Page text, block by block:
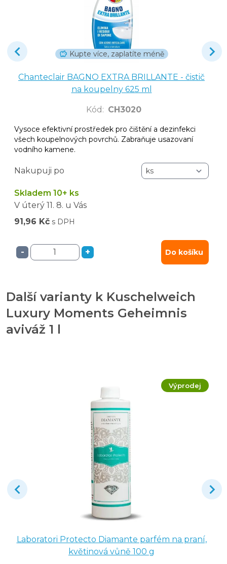
Kupte více, zaplatíte méně
Chanteclair BAGNO EXTRA BRILLANTE - čistič
na koupelny 625 ml
Kód : CH3020
Vysoce efektivní prostředek pro čištění a dezinfekci
všech koupelnových povrchů. Zabraňuje usazovaní
vodního kamene.
Nakupuji po
Skladem 10+ ks
V úterý 11. 8. u Vás
91,96 Kč s DPH
- + Do košíku
Další varianty k Kuschelweich
Luxury Moments Geheimnis
aviváž 1 l
Výprodej
Laboratori Protecto Diamante parfém na praní,
květinová vůně 100 g